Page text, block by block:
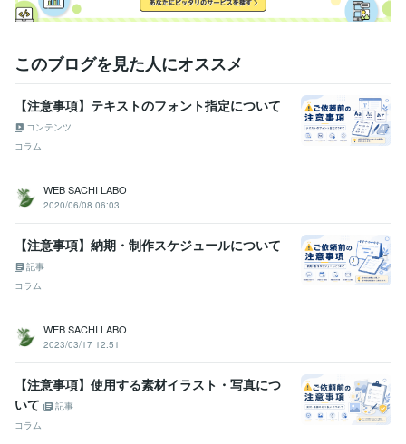
ゲーム / ゲームプロデューサー・ディレクター・プランナー
経験年
職歴
WEB SACHI LABO 2024年9月 ~ 現在
ゲーム制作・運用会社 2015年8月 ~ 2018年6月
プログラミング言語・フレームワーク
PL/SQL:5年PHP:5年
Node.js:3年React:3年
Google Cloud Platform:1年SQLite:2年
ビジネス・クリエイティブツール
JIMDO:14年
Google スプレッドシート:10年
Google Search Console:10年
Google スライド:10年
Google Analytics:10年Stable Diffusion:2年ChatGPT:4年
Midjourney:3年Adobe After Effects:2年 Adobe Photoshop:10年
その他ツール
Claude Code:0年
このブログを見た人にオススメ
【注意事項】テキストのフォント指定について
コンテンツ
コラム
WEB SACHI LABO
2020/06/08 06:03
【注意事項】納期・制作スケジュールについて
記事
コラム
WEB SACHI LABO
2023/03/17 12:51
【注意事項】使用する素材イラスト・写真につ
いて
記事
コラム